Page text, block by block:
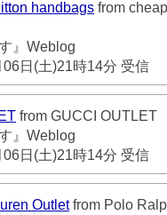
handbags from
』Weblog
日(土)21時14分 受信
from GUCCI OUTLET
』Weblog
日(土)21時14分 受信
Outletfrom Polo